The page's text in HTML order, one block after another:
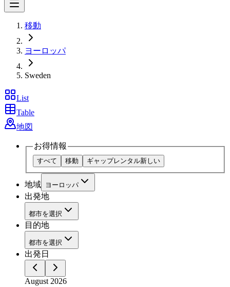
移動
ヨーロッパ
Sweden
List
Table
地図
お得情報
すべて 移動 ギャップレンタル新しい
地域 ヨーロッパ
出発地
都市を選択
目的地
都市を選択
出発日
August 2026